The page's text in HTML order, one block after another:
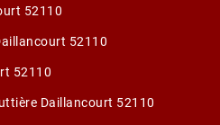
52110
52110
52110
Daillancourt 52110